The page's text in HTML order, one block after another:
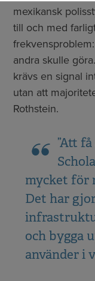
mexikansk
till och med
andra skulle
krävs en signal
utan att
Rothstein.
”Att
mycket för
Det har
och bygga
använder i